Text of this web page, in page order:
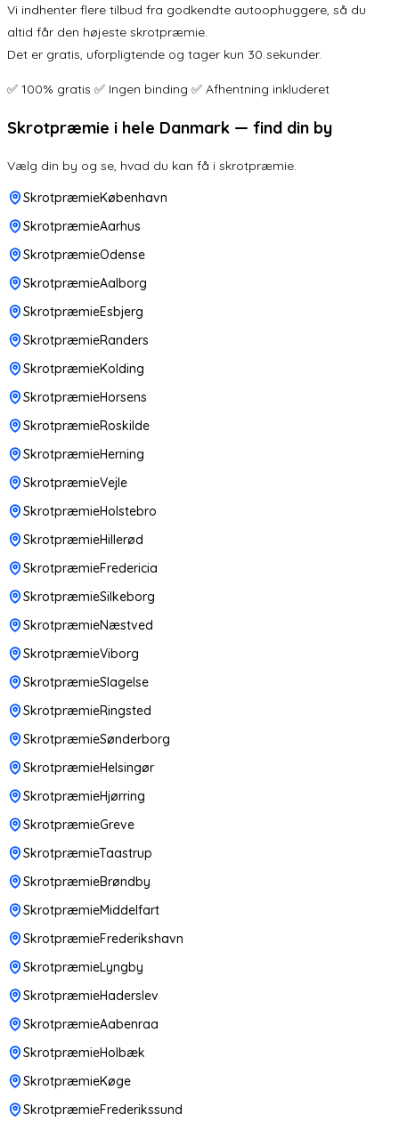
Vi indhenter flere tilbud fra godkendte autoophuggere, så du
altid får den højeste skrotpræmie.
Det er gratis, uforpligtende og tager kun 30 sekunder.
✅ 100% gratis ✅ Ingen binding ✅ Afhentning inkluderet
Skrotpræmie i hele Danmark — find din by
Vælg din by og se, hvad du kan få i skrotpræmie.
SkrotpræmieKøbenhavn
SkrotpræmieAarhus
SkrotpræmieOdense
SkrotpræmieAalborg
SkrotpræmieEsbjerg
SkrotpræmieRanders
SkrotpræmieKolding
SkrotpræmieHorsens
SkrotpræmieRoskilde
SkrotpræmieHerning
SkrotpræmieVejle
SkrotpræmieHolstebro
SkrotpræmieHillerød
SkrotpræmieFredericia
SkrotpræmieSilkeborg
SkrotpræmieNæstved
SkrotpræmieViborg
SkrotpræmieSlagelse
SkrotpræmieRingsted
SkrotpræmieSønderborg
SkrotpræmieHelsingør
SkrotpræmieHjørring
SkrotpræmieGreve
SkrotpræmieTaastrup
SkrotpræmieBrøndby
SkrotpræmieMiddelfart
SkrotpræmieFrederikshavn
SkrotpræmieLyngby
SkrotpræmieHaderslev
SkrotpræmieAabenraa
SkrotpræmieHolbæk
SkrotpræmieKøge
SkrotpræmieFrederikssund